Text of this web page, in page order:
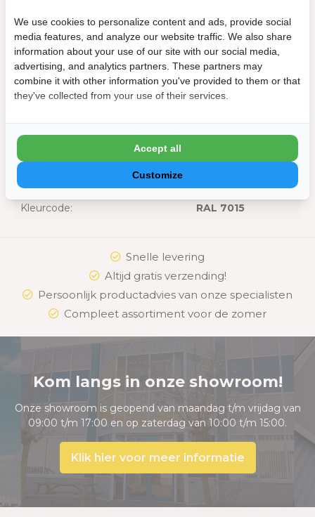
Afmeting
Lengte: 300 cm
Algemeen
Kleurcode: RAL 7015
Snelle levering
Altijd gratis verzending!
Persoonlijk productadvies van onze specialisten
Compleet assortiment voor de zomer
Kom langs in onze showroom!
Onze showroom is geopend van maandag t/m vrijdag van
09:00 t/m 17:00 en op zaterdag van 10:00 t/m 15:00.
Klik hier voor meer informatie
We use cookies to personalize content and ads, provide social
media features, and analyze our website traffic. We also share
information about your use of our site with our social media,
advertising, and analytics partners. These partners may
combine it with other information you've provided to them or that
they've collected from your use of their services.
Customize
Accept all